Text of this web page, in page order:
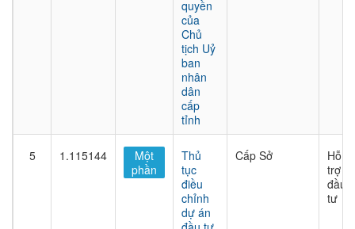
quyền
của
Chủ
tịch Uỷ
ban
nhân
dân
cấp
tỉnh
5 1.115144
Một
phần
Thủ
tục
điều
chỉnh
dự án
Cấp Sở
Hỗ
trợ
đầu
tư